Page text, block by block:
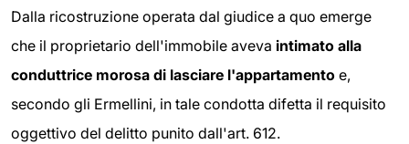
Dalla ricostruzione operata dal giudice a quo emerge
che il proprietario dell'immobile aveva intimato alla
conduttrice morosa di lasciare l'appartamento e,
secondo gli Ermellini, in tale condotta difetta il requisito
oggettivo del delitto punito dall'art. 612.